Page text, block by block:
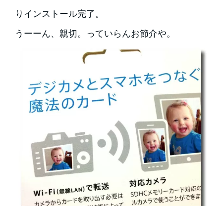
りインストール完了。
うーーん、親切。っていらんお節介や。